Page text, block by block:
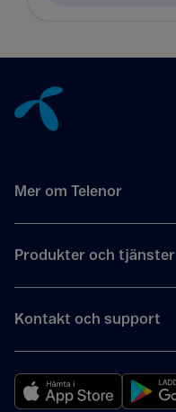
Mer om Telenor
Produkter och tjänster
Kontakt och support